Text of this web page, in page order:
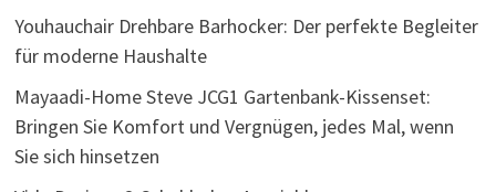
Youhauchair Drehbare Barhocker: Der perfekte Begleiter
für moderne Haushalte
Mayaadi-Home Steve JCG1 Gartenbank-Kissenset:
Bringen Sie Komfort und Vergnügen, jedes Mal, wenn
Sie sich hinsetzen